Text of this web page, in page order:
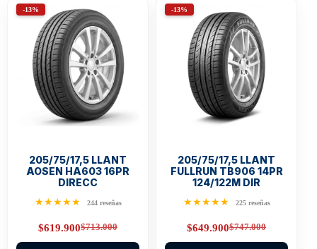
-13%
205/75/17,5 LLANT
AOSEN HA603 16PR
DIRECC
★★★★★ 244 reseñas
$713.000
Original
price
$619.900Current
price
-13%
205/75/17,5 LLANT
FULLRUN TB906 14PR
124/122M DIR
★★★★★ 225 reseñas
$747.000
Original
price
$649.900Current
price